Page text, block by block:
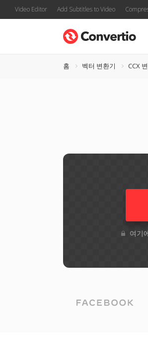
Video Editor Add Subtitles to Video
홈 벡터 변환기 CCX
여기